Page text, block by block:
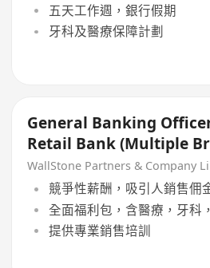
五天工作週，銀行假期
牙科及醫療保障計劃
General Banking
Retail Bank (Multiple
Locations)
WallStone Partners & Company
競爭性薪酬，吸引人銷售佣
全面福利包，含醫療，牙科
提供專業銷售培訓